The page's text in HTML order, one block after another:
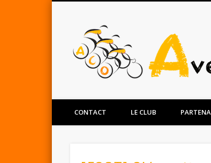
Twitter
CONTACT LE CLUB